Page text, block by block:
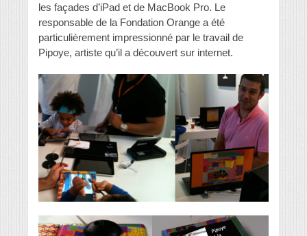
les façades d’iPad et de MacBook Pro. Le
responsable de la Fondation Orange a été
particulièrement impressionné par le travail de
Pipoye, artiste qu’il a découvert sur internet.